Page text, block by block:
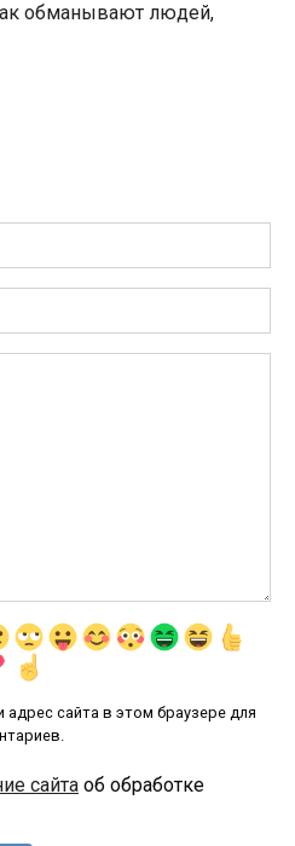
обманывают людей,
адрес сайта в этом браузере для
сайта об обработке